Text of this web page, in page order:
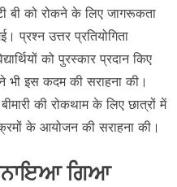
बी को रोकने के लिए जागरूकता
प्रश्न उत्तर प्रतियोगिता
को पुरस्कार प्रदान किए
भी इस कदम की सराहना की।
की रोकथाम के लिए छात्रों में
के आयोजन की सराहना की।
ਗਿਆ